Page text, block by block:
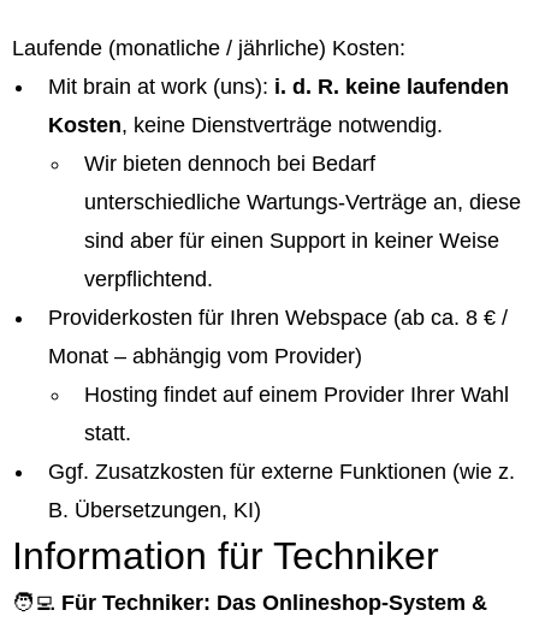
Laufende (monatliche / jährliche) Kosten:
Mit brain at work (uns): i. d. R. keine laufenden
Kosten, keine Dienstverträge notwendig.
Wir bieten dennoch bei Bedarf
unterschiedliche Wartungs-Verträge an, diese
sind aber für einen Support in keiner Weise
verpflichtend.
Providerkosten für Ihren Webspace (ab ca. 8 € /
Monat – abhängig vom Provider)
Hosting findet auf einem Provider Ihrer Wahl
statt.
Ggf. Zusatzkosten für externe Funktionen (wie z.
B. Übersetzungen, KI)
Information für Techniker
🧑‍💻 Für Techniker: Das Onlineshop-System &